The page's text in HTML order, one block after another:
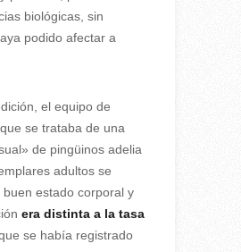
biológicas, sin
podido afectar a
el equipo de
se trataba de una
de pingüinos adelia
adultos se
estado corporal y
era distinta a la tasa
se había registrado